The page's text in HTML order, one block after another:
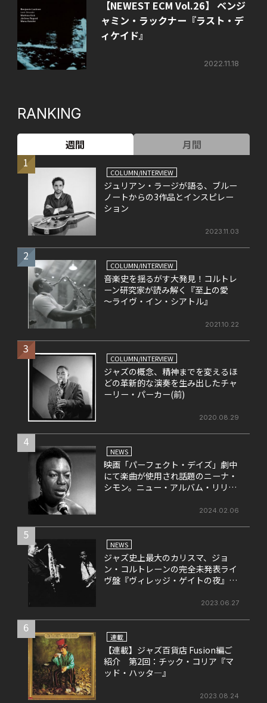
【NEWEST ECM Vol.26】 ベンジ
ャミン・ラックナー『ラスト・デ
ィケイド』
2022.11.18
RANKING
週間
月間
1
COLUMN/INTERVIEW
ジュリアン・ラージが語る、ブルー
ノートからの3作品とインスピレー
ション
2023.11.03
2
COLUMN/INTERVIEW
音楽史を揺るがす大発見！コルトレ
ーン研究家が読み解く『至上の愛
～ライヴ・イン・シアトル』
2021.10.22
3
COLUMN/INTERVIEW
ジャズの概念、精神までを変えるほ
どの革新的な演奏を生み出したチャ
ーリー・パーカー(前)
2020.08.29
4
NEWS
映画「パーフェクト・デイズ」劇中
にて楽曲が使用され話題のニーナ・
シモン。ニュー・アルバム・リリー
2024.02.06
5
NEWS
ジャズ史上最大のカリスマ、ジョ
ン・コルトレーンの完全未発表ライ
ヴ盤『ヴィレッジ・ゲイトの夜』、
2023.06.27
6
連載
【連載】ジャズ百貨店 Fusion編ご
紹介 第2回：チック・コリア『マ
ッド・ハッタ―』
2023.08.24